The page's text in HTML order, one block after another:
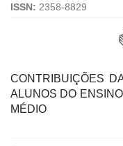
ISSN: 2358-8829
CONTRIBUIÇÕES
ALUNOS DO
MÉDIO